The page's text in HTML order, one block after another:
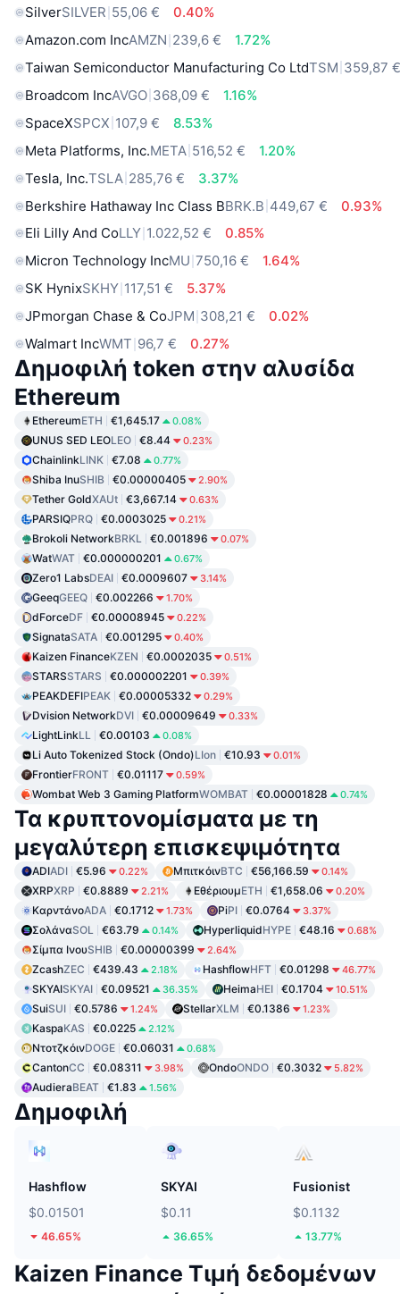
SilverSILVER 55,06 €
0.40%
Amazon.com IncAMZN 239,6 €
1.72%
Taiwan Semiconductor Manufacturing Co LtdTSM 359,87
Broadcom IncAVGO 368,09 €
1.16%
SpaceXSPCX 107,9 €
8.53%
Meta Platforms, Inc.META 516,52 €
1.20%
Tesla, Inc.TSLA 285,76 €
3.37%
Berkshire Hathaway Inc Class BBRK.B 449,67 €
0.93%
Eli Lilly And CoLLY 1.022,52 €
0.85%
Micron Technology IncMU 750,16 €
1.64%
SK HynixSKHY 117,51 €
5.37%
JPmorgan Chase & CoJPM 308,21 €
0.02%
Walmart IncWMT 96,7 € 0.27%
Δημοφιλή token στην αλυσίδα
Ethereum
EthereumETH €1,645.17 0.08%
UNUS SED LEOLEO €8.44 0.23%
ChainlinkLINK €7.08 0.77%
Shiba InuSHIB €0.00000405 2.90%
Tether GoldXAUt €3,667.14 0.63%
PARSIQPRQ €0.0003025 0.21%
Brokoli NetworkBRKL €0.001896 0.07%
WatWAT €0.000000201 0.67%
Zero1 LabsDEAI €0.0009607 3.14%
GeeqGEEQ €0.002266 1.70%
dForceDF €0.00008945 0.22%
SignataSATA €0.001295 0.40%
Kaizen FinanceKZEN €0.0002035 0.51%
STARSSTARS €0.000002201 0.39%
PEAKDEFIPEAK €0.00005332 0.29%
Dvision NetworkDVI €0.00009649 0.33%
LightLinkLL €0.00103 0.08%
Li Auto Tokenized Stock (Ondo)LIon €10.93 0.01%
FrontierFRONT €0.01117 0.59%
Wombat Web 3 Gaming PlatformWOMBAT €0.00001828 0.74%
Τα κρυπτονομίσματα με τη
μεγαλύτερη επισκεψιμότητα
ADIADI €5.96 0.22% ΜπιτκόινBTC €56,166.59 0.14%
XRPXRP €0.8889 2.21% ΕθέριουμETH €1,658.06 0.20%
ΚαρντάνοADA €0.1712 1.73% PiPI €0.0764 3.37%
ΣολάναSOL €63.79 0.14% HyperliquidHYPE €48.16 0.68%
Σίμπα ΙνουSHIB €0.00000399 2.64%
ZcashZEC €439.43 2.18% HashflowHFT €0.01298 46.77%
SKYAISKYAI €0.09521 36.35% HeimaHEI €0.1704 10.51%
SuiSUI €0.5786 1.24% StellarXLM €0.1386 1.23%
KaspaKAS €0.0225 2.12%
ΝτοτζκόινDOGE €0.06031 0.68%
CantonCC €0.08311 3.98% OndoONDO €0.3032 5.82%
AudieraBEAT €1.83 1.56%
Δημοφιλή
Hashflow
$0.01501
46.65%
SKYAI
$0.11
36.65%
Fusionist
$0.1132
13.77%
Kaizen Finance Τιμή δεδομένων